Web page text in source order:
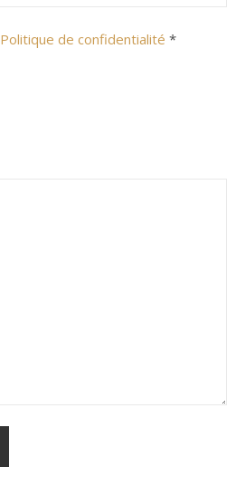
Politique de confidentialité *